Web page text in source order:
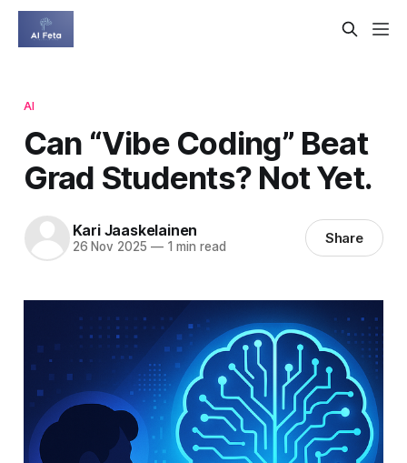
AI
Can “Vibe Coding” Beat
Grad Students? Not Yet.
Kari Jaaskelainen
26 Nov 2025 —1 min read Share